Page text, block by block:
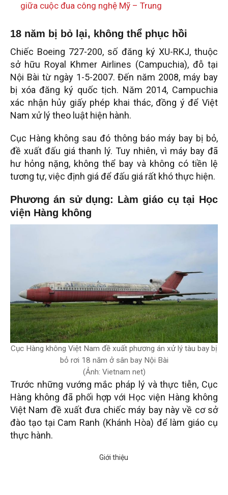
giữa cuộc đua công nghệ Mỹ – Trung
18 năm bị bỏ lại, không thể phục hồi
Chiếc Boeing 727-200, số đăng ký XU-RKJ, thuộc
sở hữu Royal Khmer Airlines (Campuchia), đỗ tại
Nội Bài từ ngày 1-5-2007. Đến năm 2008, máy bay
bị xóa đăng ký quốc tịch. Năm 2014, Campuchia
xác nhận hủy giấy phép khai thác, đồng ý để Việt
Nam xử lý theo luật hiện hành.
Cục Hàng không sau đó thông báo máy bay bị bỏ,
đề xuất đấu giá thanh lý. Tuy nhiên, vì máy bay đã
hư hỏng nặng, không thể bay và không có tiền lệ
tương tự, việc định giá để đấu giá rất khó thực hiện.
Phương án sử dụng: Làm giáo cụ tại Học
viện Hàng không
Cục Hàng không Việt Nam đề xuất phương án xử lý tàu bay bị
bỏ rơi 18 năm ở sân bay Nội Bài
(Ảnh: Vietnam net)
Trước những vướng mắc pháp lý và thực tiễn, Cục
Hàng không đã phối hợp với Học viện Hàng không
Việt Nam đề xuất đưa chiếc máy bay này về cơ sở
đào tạo tại Cam Ranh (Khánh Hòa) để làm giáo cụ
thực hành.